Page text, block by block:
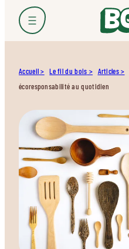
Accueil Le fil du bois Articles
écoresponsabilité au quotidien